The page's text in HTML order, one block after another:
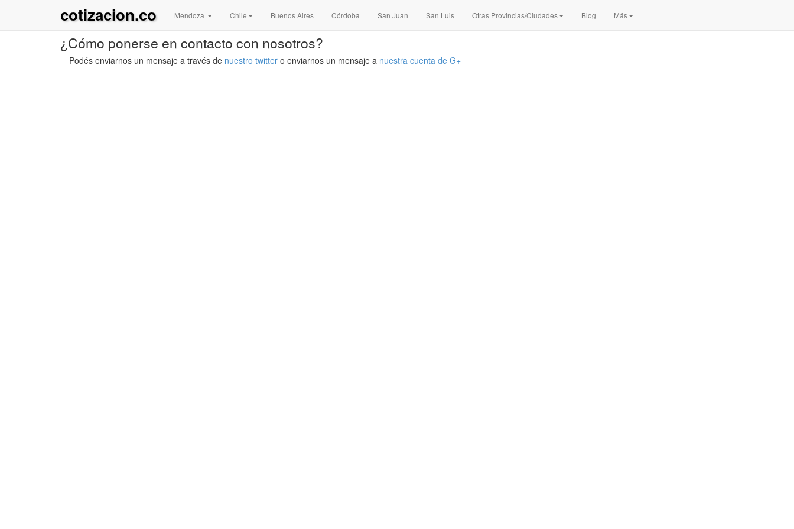
cotizacion.co Mendoza Chile Buenos Aires Córdoba San Juan San Luis Otras Provincias/Ciudades Blog Más
¿Cómo ponerse en contacto con nosotros?
Podés enviarnos un mensaje a través de nuestro twitter o enviarnos un mensaje a nuestra cuenta de G+